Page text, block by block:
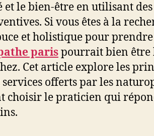
le bien-être en utilisant
Si vous êtes à la
et holistique pour
parispourrait bien être
Cet article explore les
offerts par les
choisir le praticien qui